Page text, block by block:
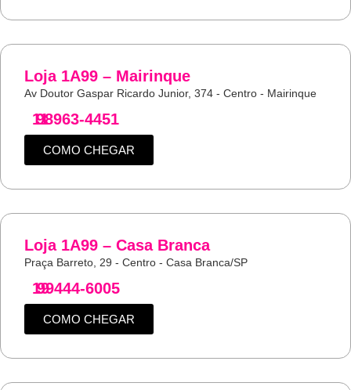
Loja 1A99 – Mairinque
Av Doutor Gaspar Ricardo Junior, 374 - Centro - Mairinque
11
98963-4451
COMO CHEGAR
Loja 1A99 – Casa Branca
Praça Barreto, 29 - Centro - Casa Branca/SP
19
99444-6005
COMO CHEGAR